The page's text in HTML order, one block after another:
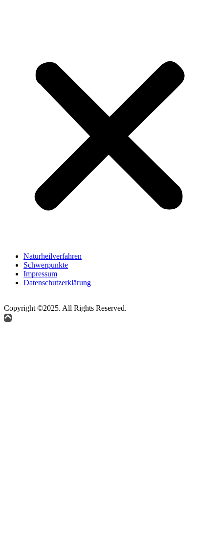
Naturheilverfahren
Schwerpunkte
Impressum
Datenschutzerklärung
Copyright ©2025. All Rights Reserved.